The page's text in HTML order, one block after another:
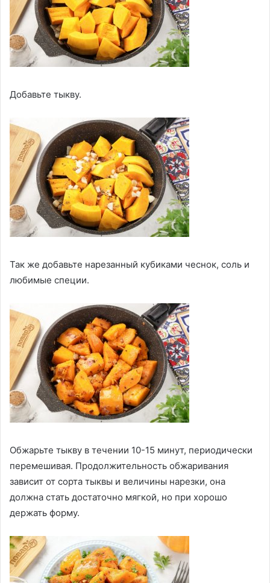
Добавьте тыкву.
Так же добавьте нарезанный кубиками чеснок, соль и
любимые специи.
Обжарьте тыкву в течении 10-15 минут, периодически
перемешивая. Продолжительность обжаривания
зависит от сорта тыквы и величины нарезки, она
должна стать достаточно мягкой, но при хорошо
держать форму.